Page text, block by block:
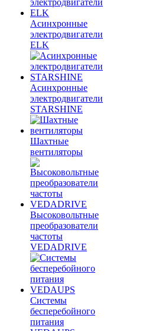
Асинхронные
электродвигатели
ELK
Асинхронные
электродвигатели
STARSHINE
Шахтные
вентиляторы
Высоковольтные
преобразователи
частоты
VEDADRIVE
Системы
бесперебойного
питания